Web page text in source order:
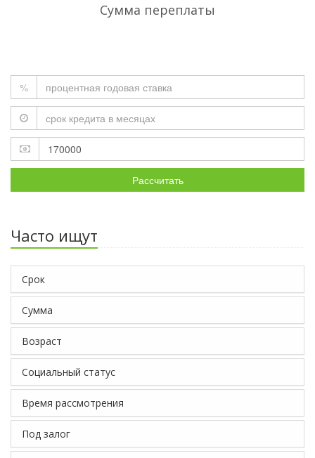
Сумма переплаты
%
Рассчитать
Часто ищут
Срок
Сумма
Возраст
Социальный статус
Время рассмотрения
Под залог